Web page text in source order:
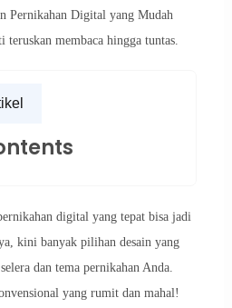
Pernikahan Digital yang Mudah
teruskan membaca hingga tuntas.
digital yang tepat bisa jadi
kini banyak pilihan desain yang
dan tema pernikahan Anda.
yang rumit dan mahal!